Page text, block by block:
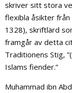
skriver sitt stora
flexibla åsikter
1328), skriftlärd
framgår av detta
Traditionens Stig,
Islams fiender.”
Muhammad ibn